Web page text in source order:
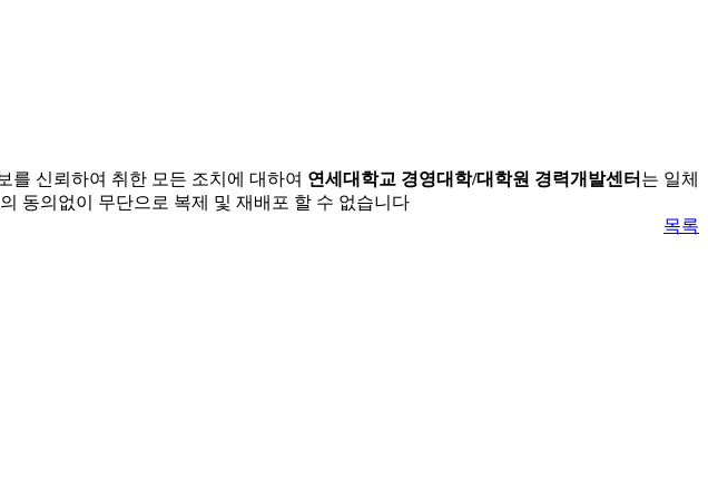
를 신뢰하여 취한 모든 조치에 대하여 연세대학교 경영대학/대학원 경력개발센터 는 일체
의 동의없이 무단으로 복제 및 재배포 할 수 없습니다
목록